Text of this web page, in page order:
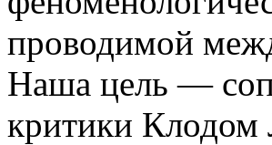
проводимой
Наша цель —
критики Клодом